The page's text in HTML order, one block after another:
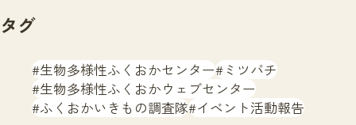
タグ
生物多様性ふくおかセンター ミツバチ
生物多様性ふくおかウェブセンター
ふくおかいきもの調査隊 イベント活動報告